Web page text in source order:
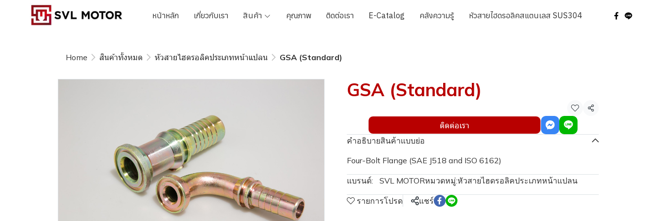
หน้าหลัก เกี่ยวกับเรา สินค้า คุณภาพ ติดต่อเรา E-Catalog คลังความรู้ หัวสายไฮดรอลิคสแตนเลส SUS304
Home สินค้าทั้งหมด หัวสายไฮดรอลิคประเภทหน้าแปลน GSA (Standard)
GSA (Standard)
แชร์
ติดต่อเรา
คำอธิบายสินค้าแบบย่อ
Four-Bolt Flange (SAE J518 and ISO 6162)
แบรนด์: SVL MOTORหมวดหมู่:หัวสายไฮดรอลิคประเภทหน้าแปลน
รายการโปรด แชร์